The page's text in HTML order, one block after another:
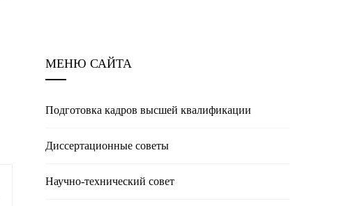
МЕНЮ САЙТА
Подготовка кадров высшей квалификации
Диссертационные советы
Научно-технический совет